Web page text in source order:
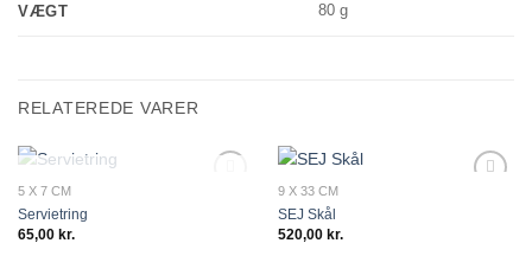
VÆGT 80 g
RELATEREDE VARER
KOMMER SNART
5 X 7 CM
Servietring
65,00 kr.
9 X 33 CM
SEJ Skål
520,00 kr.